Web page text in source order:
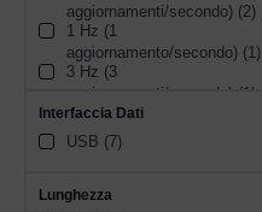
aggiornamenti/secondo) (2)
1 Hz (1
aggiornamento/secondo) (1)
3 Hz (3
aggiornamenti/secondo) (1)
10 Hz (10
aggiornamenti/secondo) (1)
Interfaccia Dati
USB (7)
Lunghezza